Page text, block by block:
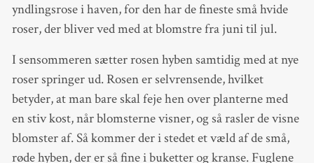
yndlingsrose i haven, for den har de fineste små hvide
roser, der bliver ved med at blomstre fra juni til jul.
I sensommeren sætter rosen hyben samtidig med at nye
roser springer ud. Rosen er selvrensende, hvilket
betyder, at man bare skal feje hen over planterne med
en stiv kost, når blomsterne visner, og så rasler de visne
blomster af. Så kommer der i stedet et væld af de små,
røde hyben, der er så fine i buketter og kranse. Fuglene